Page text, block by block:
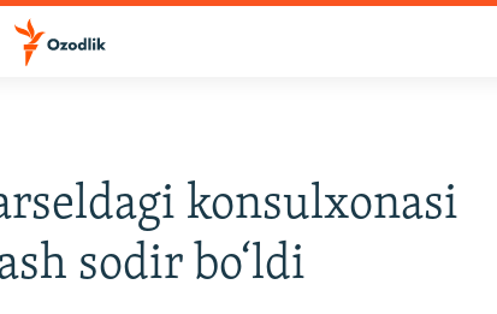
konsulxonasi
sodir bo‘ldi